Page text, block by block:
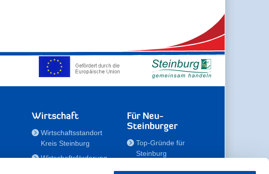
Wirtschaft
Wirtschaftsstandort
Kreis Steinburg
Wirtschaftsförderung
Für Neu-
Steinburger
Top-Gründe für
Steinburg